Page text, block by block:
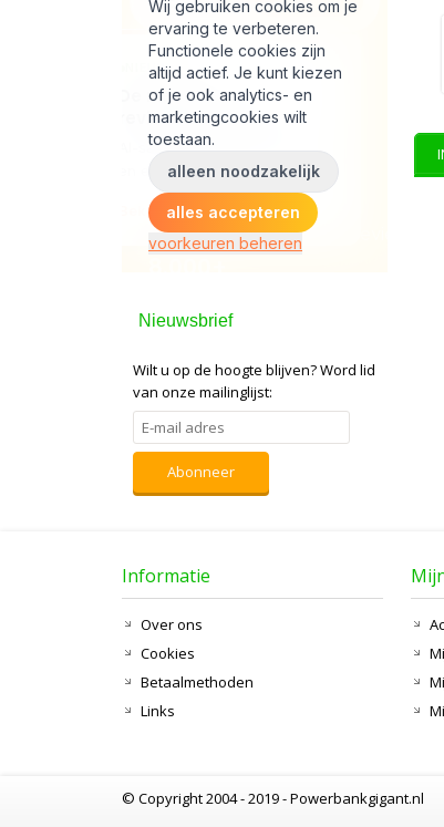
Nieuwsbrief
Wilt u op de hoogte blijven?Word lid
van onze mailinglijst:
Abonneer
Informatie
Over ons
Cookies
Betaalmethoden
Links
© Copyright 2004 - 2019 - Powerbankgigant.nl